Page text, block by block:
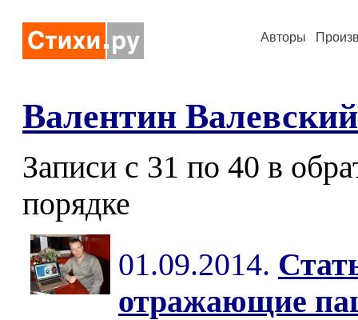
Авторы
Валентин Валевский
Записи с 31 по 40 в
порядке
01.09.2014.
отражающие